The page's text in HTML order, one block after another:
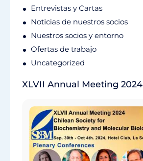
Entrevistas y Cartas
Noticias de nuestros socios
Nuestros socios y entorno
Ofertas de trabajo
Uncategorized
XLVII Annual Meeting 2024